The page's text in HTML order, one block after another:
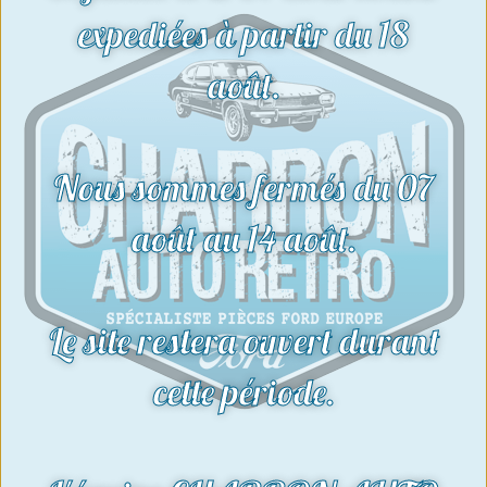
expediées à partir du 18
août.
Nous sommes fermés du 07
août au 14 août.
Le site restera ouvert durant
cette période.